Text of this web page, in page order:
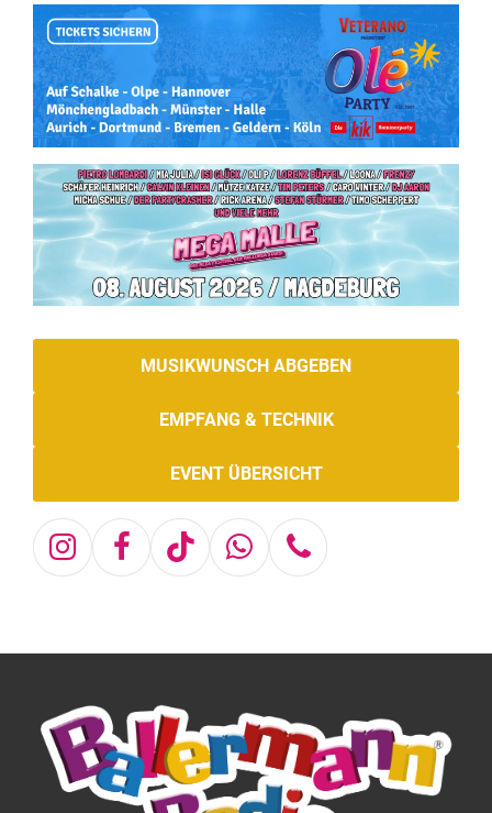
MUSIKWUNSCH ABGEBEN
EMPFANG & TECHNIK
EVENT ÜBERSICHT
Instagram
Facebook
TiktokWhatsapp
Telefon